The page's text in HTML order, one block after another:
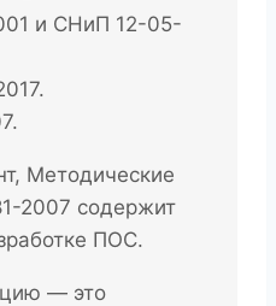
и СНиП 12-05-
Методические
2007 содержит
ПОС.
— это